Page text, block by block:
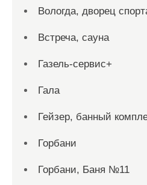
Вологда, дворец
Встреча, сауна
Газель-сервис+
Гала
Гейзер, банный
Горбани
Горбани, Баня №11